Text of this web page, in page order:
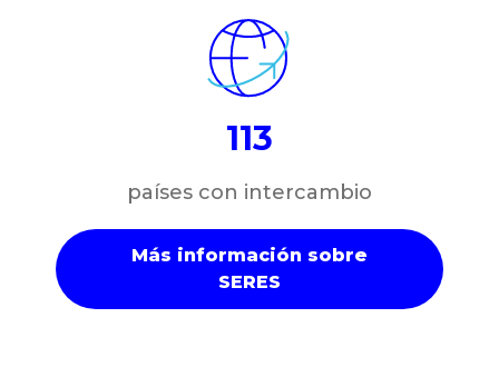
113
países con intercambio
Más información sobre
SERES